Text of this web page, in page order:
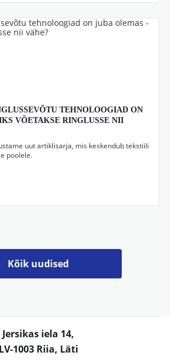
TEHNOLOOGIAD ON
VÕETAKSE RINGLUSSE NII
uut artiklisarja, mis keskendub tekstiili
poolele.
Kõik uudised
Jersikas iela 14,
LV-1003 Riia, Läti